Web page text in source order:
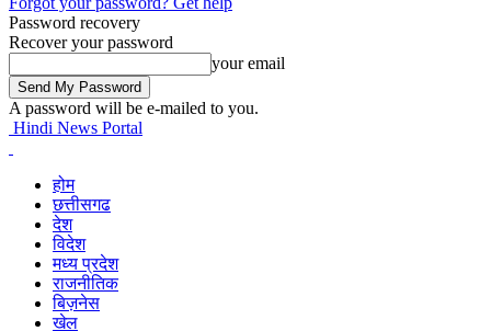
Password recovery
Recover your password
your email
A password will be e-mailed to you.
Hindi News Portal
होम
छत्तीसगढ
देश
विदेश
मध्य प्रदेश
राजनीतिक
बिज़नेस
खेल